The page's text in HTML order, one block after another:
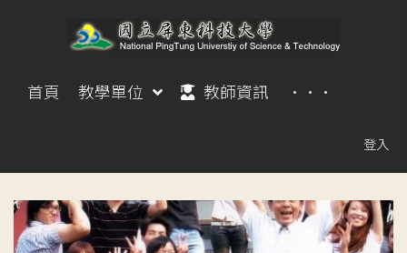
首頁 教學單位 教師資訊 ···
登入